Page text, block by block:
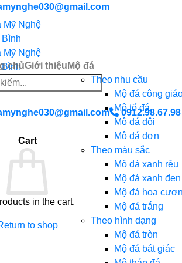
0912.98.67.98
Cart
in the cart.
to shop
chủGiới thiệu Mộ đá
Theo nhu cầu
Mộ đá công
Mộ tổ đá
Mộ đá đôi
Mộ đá đơn
Theo màu sắc
Mộ đá xanh rêu
Mộ đá xanh đen
Mộ đá hoa
Mộ đá trắng
Theo hình dạng
Mộ đá tròn
Mộ đá bát giác